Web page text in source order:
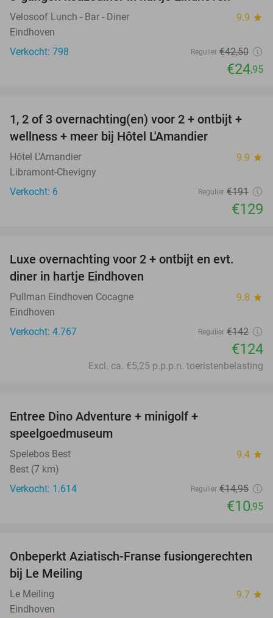
Velosoof Lunch - Bar - Diner 9.9 star
Eindhoven
Verkocht: 798
Regulier €42,50
€24,95
32%
TODAY
1, 2 of 3 overnachting(en) voor 2 + ontbijt +
wellness + meer bij Hôtel L'Amandier
Hôtel L'Amandier 9.9 star
Libramont-Chevigny
Verkocht: 6
Regulier €191
€129
Luxe overnachting voor 2 + ontbijt en evt.
diner in hartje Eindhoven
Pullman Eindhoven Cocagne 9.8 star
Eindhoven
Verkocht: 4.767
Regulier €142
€124
Excl. ca. €5,25 p.p.p.n. toeristenbelasting
Entree Dino Adventure + minigolf +
speelgoedmuseum
Spelebos Best 9.4 star
Best (7 km)
Verkocht: 1.614
Regulier €14,95
€10,95
19%
Onbeperkt Aziatisch-Franse fusiongerechten
bij Le Meiling
Le Meiling 9.7 star
Eindhoven